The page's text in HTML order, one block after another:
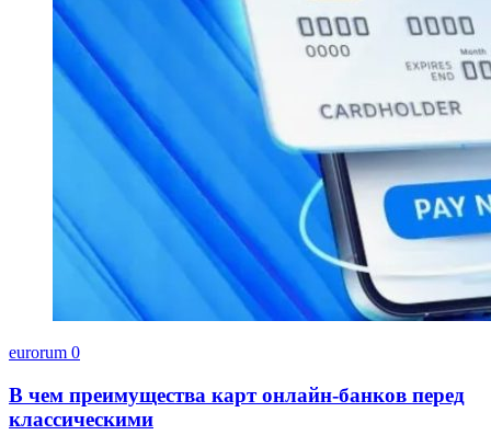
eurorum 0
В чем преимущества карт онлайн-банков перед
классическими